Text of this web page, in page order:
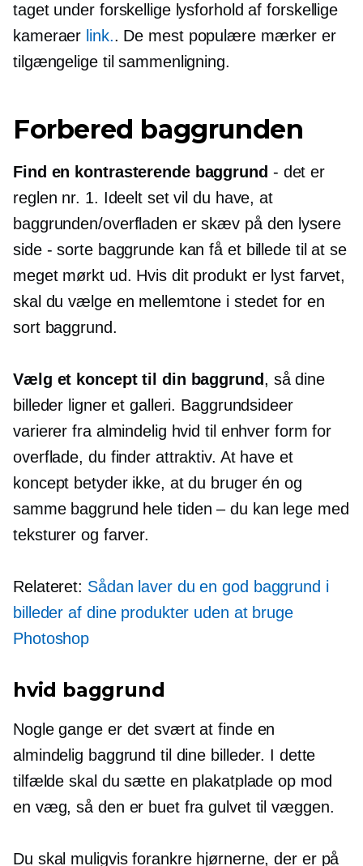
taget under forskellige lysforhold af forskellige
kameraer link.. De mest populære mærker er
tilgængelige til sammenligning.
Forbered baggrunden
Find en kontrasterende baggrund - det er
reglen nr. 1. Ideelt set vil du have, at
baggrunden/overfladen er skæv på den lysere
side - sorte baggrunde kan få et billede til at se
meget mørkt ud. Hvis dit produkt er lyst farvet,
skal du vælge en mellemtone i stedet for en
sort baggrund.
Vælg et koncept til din baggrund, så dine
billeder ligner et galleri. Baggrundsideer
varierer fra almindelig hvid til enhver form for
overflade, du finder attraktiv. At have et
koncept betyder ikke, at du bruger én og
samme baggrund hele tiden – du kan lege med
teksturer og farver.
Relateret: Sådan laver du en god baggrund i
billeder af dine produkter uden at bruge
Photoshop
hvid baggrund
Nogle gange er det svært at finde en
almindelig baggrund til dine billeder. I dette
tilfælde skal du sætte en plakatplade op mod
en væg, så den er buet fra gulvet til væggen.
Du skal muligvis forankre hjørnerne, der er på